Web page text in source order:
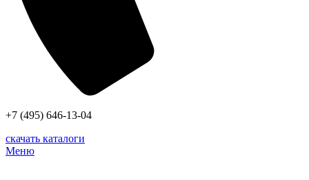
+7 (495) 646-13-04
скачать каталоги
Меню